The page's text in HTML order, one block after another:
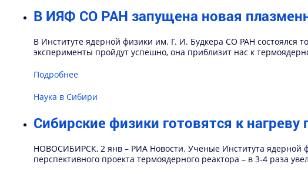
В ИЯФ СО РАН запущена новая
В Институте ядерной физики им. Г. И. Будкера СО РАН
эксперименты пройдут успешно, она приблизит нас к
Подробнее
Наука в Сибири
Сибирские физики готовятся к
НОВОСИБИРСК, 2 янв – РИА Новости. Ученые Института
перспективного проекта термоядерного реактора – в 3-4 раза